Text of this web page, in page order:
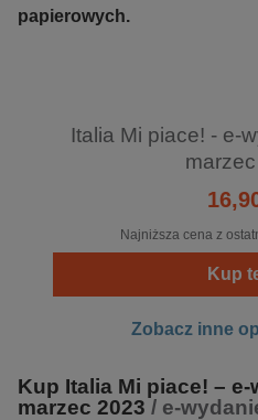
papierowych.
Italia Mi piace! - e-
Najniższa cena z
Kup
Zobacz inne
Kup Italia Mi piace! –
marzec 2023 / e-